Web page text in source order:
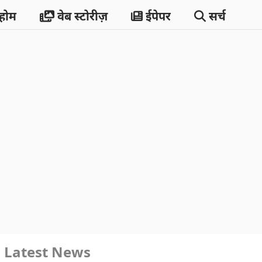
वेब स्टोरीज़ ईपेपर सर्च
Latest News